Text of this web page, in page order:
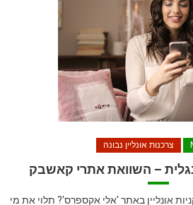
צרכנות אונליין נבונה
– השוואת אתרי קאשבק
אונליין באתר 'אלי אקספרס'? תלוי את מי